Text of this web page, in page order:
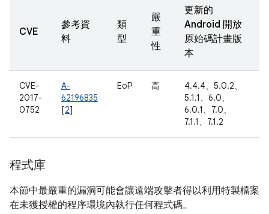
CVE
參考資
料
類
型
嚴
重
性
更新的
Android 開放
原始碼計畫版
本
CVE-
2017-
0752
A-
62196835
[2]
EoP 高
4.4.4、5.0.2、
5.1.1、6.0、
6.0.1、7.0、
7.1.1、7.1.2
程式庫
本節中最嚴重的漏洞可能會讓遠端攻擊者得以利用特製檔案
在未獲授權的程序環境內執行任何程式碼。